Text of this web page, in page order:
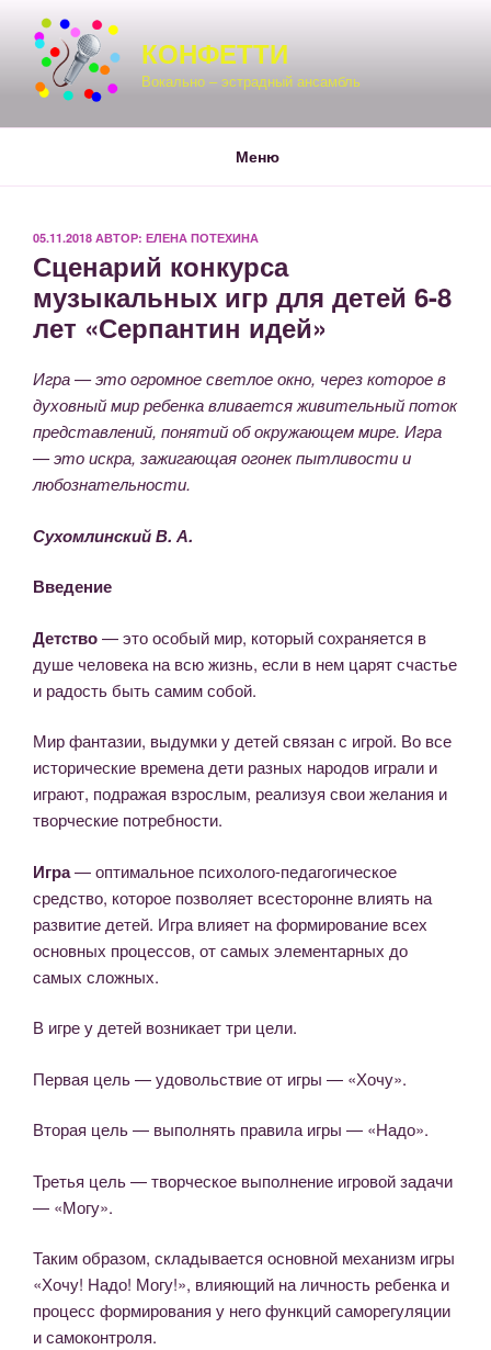
содержимому
КОНФЕТТИ
Вокально – эстрадный ансамбль
Меню
ОПУБЛИКОВАНО
05.11.2018 АВТОР: ЕЛЕНА ПОТЕХИНА
Сценарий конкурса
музыкальных игр для детей 6-8
лет «Серпантин идей»
Игра — это огромное светлое окно, через которое в
духовный мир ребенка вливается живительный поток
представлений, понятий об окружающем мире. Игра
— это искра, зажигающая огонек пытливости и
любознательности.
Сухомлинский В. А.
Введение
Детство— это особый мир, который сохраняется в
душе человека на всю жизнь, если в нем царят счастье
и радость быть самим собой.
Мир фантазии, выдумки у детей связан с игрой. Во все
исторические времена дети разных народов играли и
играют, подражая взрослым, реализуя свои желания и
творческие потребности.
Игра— оптимальное психолого-педагогическое
средство, которое позволяет всесторонне влиять на
развитие детей. Игра влияет на формирование всех
основных процессов, от самых элементарных до
самых сложных.
В игре у детей возникает три цели.
Первая цель — удовольствие от игры — «Хочу».
Вторая цель — выполнять правила игры — «Надо».
Третья цель — творческое выполнение игровой задачи
— «Могу».
Таким образом, складывается основной механизм игры
«Хочу! Надо! Могу!», влияющий на личность ребенка и
процесс формирования у него функций саморегуляции
и самоконтроля.